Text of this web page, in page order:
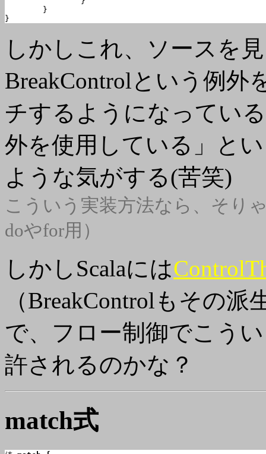
}
しかしこれ、ソースを
BreakControlという例外
チするようになってい
外を使用している」と
ような気がする(苦笑)
こういう実装方法なら、そり
doやfor用）
しかしScalaには
（BreakControlもその
で、フロー制御でこう
許されるのかな？
match式